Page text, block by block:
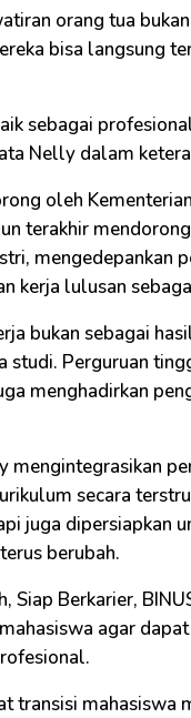
orang tua
bisa langsung
sebagai
Nelly dalam
oleh
terakhir
mengedepankan
kerja lulusan
bukan sebagai
studi. Perguruan
menghadirkan
mengintegrasikan
secara
juga dipersiapkan
berubah.
Berkarier,
agar
transisi mahasiswa